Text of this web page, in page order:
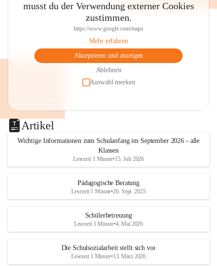
musst du der Verwendung externer Cookies
zustimmen.
https://www.google.com/maps
Mehr erfahren
Akzeptieren und anzeigen
Ablehnen
Auswahl merken
Artikel
Wichtige Informationen zum Schulanfang im September 2026 - alle
Klassen
Lesezeit 1 Minute•15. Juli 2026
Pädagogische Beratung
Lesezeit 1 Minute•26. Sept. 2025
Schülerbetreuung
Lesezeit 1 Minute•4. Mai 2026
Die Schulsozialarbeit stellt sich vor
Lesezeit 1 Minute•13. März 2026